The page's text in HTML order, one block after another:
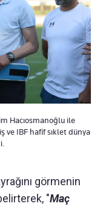
Hacıosmanoğlu ile
ve IBF hafif sıklet dünya
görmenin
"Maç